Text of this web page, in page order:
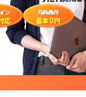
ン
応
月額費用
基本0円